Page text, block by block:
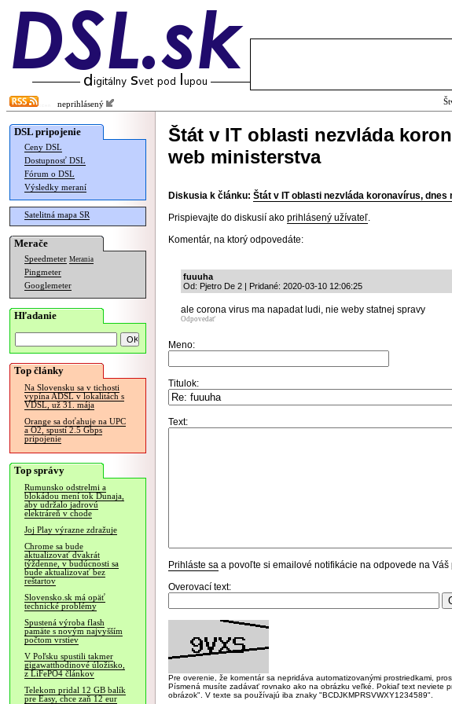
neprihlásený
DSL pripojenie
Ceny DSL
Dostupnosť DSL
Fórum o DSL
Výsledky meraní
Satelitná mapa SR
Merače
Speedmeter Merania
Pingmeter
Googlemeter
Hľadanie
Top články
Na Slovensku sa v tichosti
vypína ADSL v lokalitách s
VDSL, už 31. mája
Orange sa doťahuje na UPC
a O2, spustí 2.5 Gbps
pripojenie
Top správy
Rumunsko odstrelmi a
blokádou mení tok Dunaja,
aby udržalo jadrovú
elektráreň v chode
Joj Play výrazne zdražuje
Chrome sa bude
aktualizovať dvakrát
týždenne, v budúcnosti sa
bude aktualizovať bez
reštartov
Slovensko.sk má opäť
technické problémy
Spustená výroba flash
pamäte s novým najvyšším
počtom vrstiev
V Poľsku spustili takmer
gigawatthodinové úložisko,
z LiFePO4 článkov
Telekom pridal 12 GB balík
pre Easy, chce zaň 12 eur
Štát v IT oblasti nezvláda
web ministerstva
Diskusia k článku: Štát v IT oblasti nezvláda koronavírus,
Prispievajte do diskusií ako prihlásený užívateľ.
Komentár, na ktorý odpovedáte:
fuuuha
Od: Pjetro De 2 | Pridané: 2020-03-10 12:06:25
ale corona virus ma napadat ludi, nie weby statnej spravy
Odpovedať
Meno:
Titulok:
Text:
Prihláste sa a povoľte si emailové notifikácie na odpovede na Váš
Overovací text:
Pre overenie, že komentár sa nepridáva automatizovanými prostriedkami,
Písmená musíte zadávať rovnako ako na obrázku veľké. Pokiaľ text neviete
obrázok". V texte sa používajú iba znaky "BCDJKMPRSVWXY1234589".